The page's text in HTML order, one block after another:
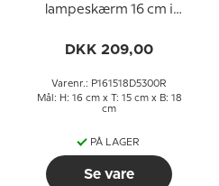
lampeskærm 16 cm i
DKK 209,00
Varenr.: P161518D5300R
Mål: H: 16 cm x T: 15 cm x B: 18
cm
PÅ LAGER
Se vare